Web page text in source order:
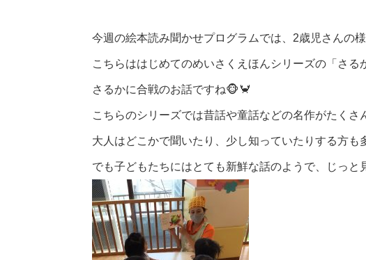
今週の絵本読み聞かせプログラムでは、2歳児さんの
こちらははじめてのめいさくえほんシリーズの「さる
さるかに合戦のお話ですね🐵🦀
こちらのシリーズでは昔話や童話などの名作がたくさ
大人はどこかで聞いたり、少し知っていたりする方も
でも子どもたちにはとても新鮮な話のようで、じっと